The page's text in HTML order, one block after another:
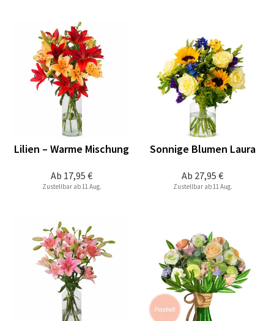
Ab 17,95 €
Lilien – Warme Mischung
Zustellbar ab 11 Aug.
Ab 27,95 €
Sonnige Blumen Laura
Zustellbar ab 11 Aug.